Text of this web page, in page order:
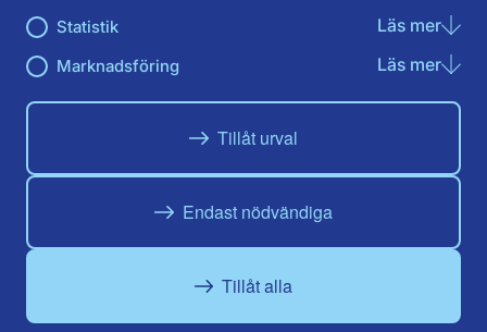
Statistik Läs merom
Marknadsföring Läs merom
Tillåt urval
Endast nödvändiga
Tillåt alla
Du hittar oss här på sociala medier
FacebookInstagram